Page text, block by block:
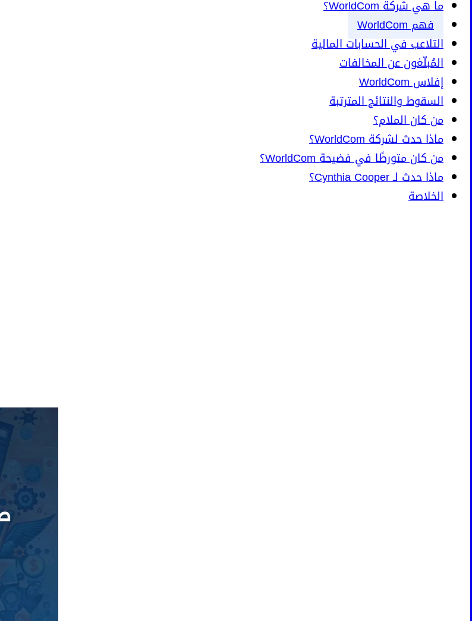
ما هي شركة WorldCom؟
فهم WorldCom
التلاعب في الحسابات المالية
المُبلّغون عن المخالفات
إفلاس WorldCom
السقوط والنتائج المترتبة
من كان الملام؟
ماذا حدث لشركة WorldCom؟
من كان متورطًا في فضيحة WorldCom؟
ماذا حدث لـ Cynthia Cooper؟
الخلاصة